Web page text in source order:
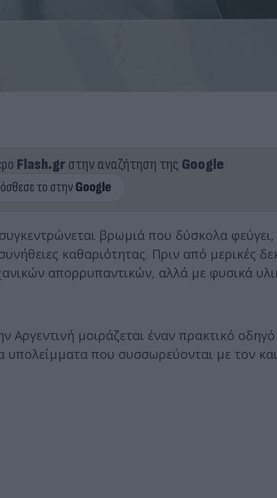
Flash.grστην αναζήτηση της Google
βρωμιά που δύσκολα
καθαριότητας. Πριν από μερικές
απορρυπαντικών, αλλά με φυσικά
Αργεντινή μοιράζεται έναν πρακτικό
υπολείμματα που συσσωρεύονται με τον